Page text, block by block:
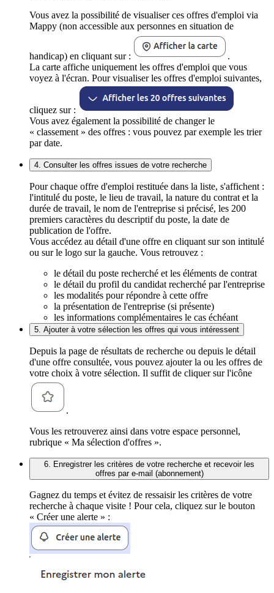
Vous avez la possibilité de visualiser ces offres d'emploi via
Mappy (non accessible aux personnes en situation de
handicap) en cliquant sur :
.
La carte affiche uniquement les offres d'emploi que vous
voyez à l'écran. Pour visualiser les offres d'emploi suivantes,
cliquez sur :
Vous avez également la possibilité de changer le
« classement » des offres : vous pouvez par exemple les trier
par date.
4. Consulter les offres issues de votre recherche
Pour chaque offre d'emploi restituée dans la liste, s'affichent :
l'intitulé du poste, le lieu de travail, la nature du contrat et la
durée de travail, le nom de l'entreprise si précisé, les 200
premiers caractères du descriptif du poste, la date de
publication de l'offre.
Vous accédez au détail d'une offre en cliquant sur son intitulé
ou sur le logo sur la gauche. Vous retrouvez :
le détail du poste recherché et les éléments de contrat
le détail du profil du candidat recherché par l'entreprise
les modalités pour répondre à cette offre
la présentation de l'entreprise (si présente)
les informations complémentaires le cas échéant
5. Ajouter à votre sélection les offres qui vous intéressent
Depuis la page de résultats de recherche ou depuis le détail
d'une offre consultée, vous pouvez ajouter la ou les offres de
votre choix à votre sélection. Il suffit de cliquer sur l'icône
.
Vous les retrouverez ainsi dans votre espace personnel,
rubrique « Ma sélection d'offres ».
6. Enregistrer les critères de votre recherche et recevoir les
offres par e-mail (abonnement)
Gagnez du temps et évitez de ressaisir les critères de votre
recherche à chaque visite ! Pour cela, cliquez sur le bouton
« Créer une alerte » :